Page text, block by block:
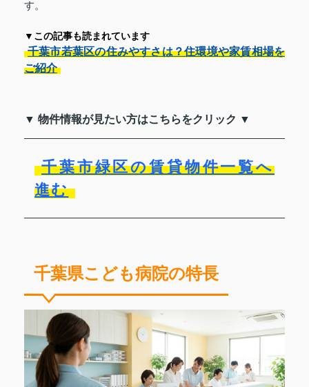
す。
▼この記事も読まれています
千葉市若葉区の住みやすさは？住環境や家賃相場を
ご紹介
▼ 物件情報が見たい方はこちらをクリック ▼
千葉市緑区の賃貸物件一覧へ
進む
千葉県こども病院の特長